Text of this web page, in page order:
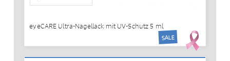
eyeCARE Ultra-Nagellack mit UV-Schutz 5 ml
SALE